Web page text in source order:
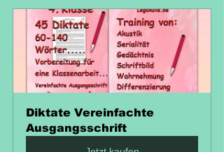
Diktate Vereinfachte
Ausgangsschrift